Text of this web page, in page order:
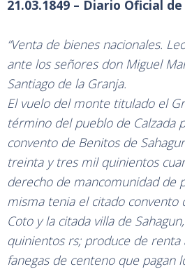
21.03.1849 – Diario Oficial
“Venta de bienes nacionales.
ante los señores don Miguel
Santiago de la Granja.
El vuelo del monte titulado el
término del pueblo de Calzada
convento de Benitos de
treinta y tres mil quinientos
derecho de mancomunidad de
misma tenia el citado convento
Coto y la citada villa de
quinientos rs; produce de renta
fanegas de centeno que pagan